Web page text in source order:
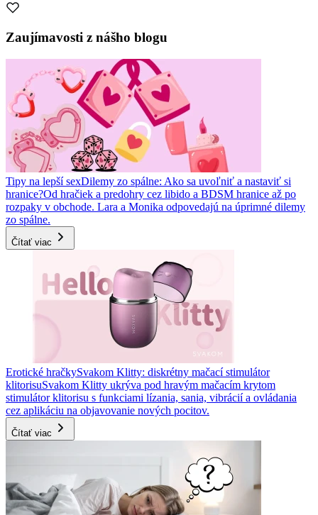
Zaujímavosti z nášho blogu
Tipy na lepší sexDilemy zo spálne: Ako sa uvoľniť a nastaviť si
hranice?Od hračiek a predohry cez libido a BDSM hranice až po
rozpaky v obchode. Lara a Monika odpovedajú na úprimné dilemy
zo spálne.
Čítať viac
Erotické hračkySvakom Klitty: diskrétny mačací stimulátor
klitorisuSvakom Klitty ukrýva pod hravým mačacím krytom
stimulátor klitorisu s funkciami lízania, sania, vibrácií a ovládania
cez aplikáciu na objavovanie nových pocitov.
Čítať viac